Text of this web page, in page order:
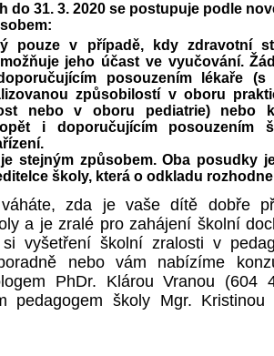
do 31. 3. 2020 se postupuje podle
pouze v případě, kdy zdravotní
jeho účast ve vyučování.
posouzením lékaře (s
způsobilostí v oboru
nebo v oboru pediatrie) nebo
i doporučujícím posouzením
stejným způsobem. Oba posudky
školy, která o odkladu
zda je vaše dítě dobře
a je zralé pro zahájení školní
vyšetření školní zralosti v
nebo vám nabízíme
PhDr. Klárou Vranou (604
pedagogem školy Mgr. Kristinou